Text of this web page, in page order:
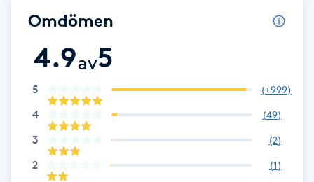
Hot yoga
Hudföryngring
Huduppstramning
Hudvård
Omdömen
4.9av5
5 (+999)
4 (49)
3 (2)
2 (1)